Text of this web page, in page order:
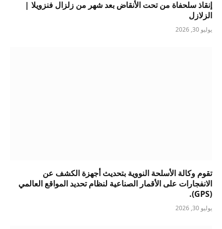
إنقاذ سلحفاة من تحت الأنقاض بعد شهر من زلزال فنزويلا |
الزلازل
يوليو 30, 2026
تقوم وكالة الأسلحة النووية بتحديث أجهزة الكشف عن
الانفجارات على الأقمار الصناعية لنظام تحديد المواقع العالمي
(GPS).
يوليو 30, 2026